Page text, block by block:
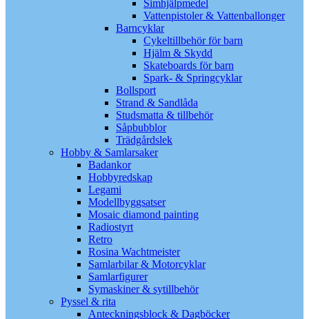
Simhjälpmedel
Vattenpistoler & Vattenballonger
Barncyklar
Cykeltillbehör för barn
Hjälm & Skydd
Skateboards för barn
Spark- & Springcyklar
Bollsport
Strand & Sandlåda
Studsmatta & tillbehör
Såpbubblor
Trädgårdslek
Hobby & Samlarsaker
Badankor
Hobbyredskap
Legami
Modellbyggsatser
Mosaic diamond painting
Radiostyrt
Retro
Rosina Wachtmeister
Samlarbilar & Motorcyklar
Samlarfigurer
Symaskiner & sytillbehör
Pyssel & rita
Anteckningsblock & Dagböcker